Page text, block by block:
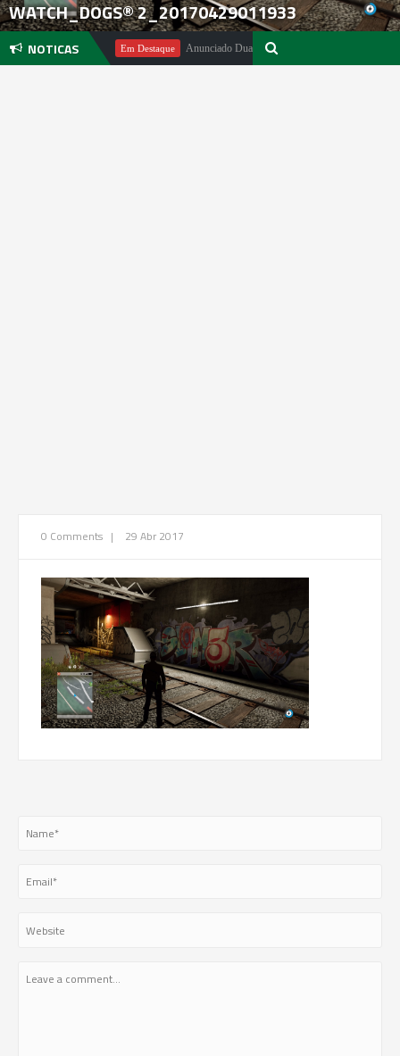
WATCH_DOGS® 2_20170429011933
NOTICAS
Pachter Em Destaque Anunciado DualSense The Last of Us Limited Edition
0 Comments | 29 Abr 2017